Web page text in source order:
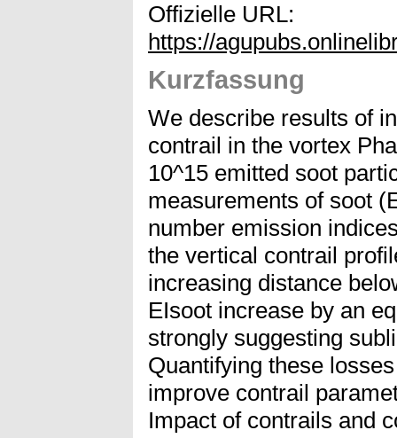
Offizielle URL:
https://
Kurzfassung
We describe results of
contrail in the vortex
10^15 emitted soot
measurements of soot
number emission
the vertical contrail
increasing distance
EIsoot increase by an
strongly suggesting
Quantifying these
improve contrail
Impact of contrails and